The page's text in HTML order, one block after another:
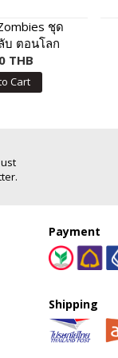
ชุด
บ ตอนโลก
สัตว์และพืช
THB
Cart
Payment
Shipping